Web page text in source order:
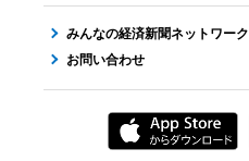
みんなの経済新聞ネットワーク
お問い合わせ